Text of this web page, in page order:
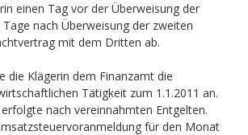
einen Tag vor der Überweisung der
nach Überweisung der zweiten
mit dem Dritten ab.
die Klägerin dem Finanzamt die
Tätigkeit zum 1.1.2011 an.
nach vereinnahmten Entgelten.
für den Monat